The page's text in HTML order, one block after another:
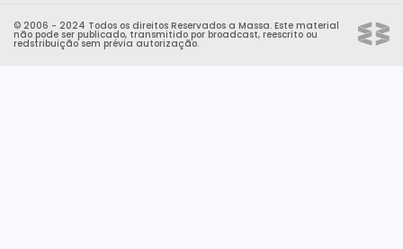
© 2006 - 2024 Todos os direitos Reservados a Massa. Este material
não pode ser publicado, transmitido por broadcast, reescrito ou
redstribuição sem prévia autorização.